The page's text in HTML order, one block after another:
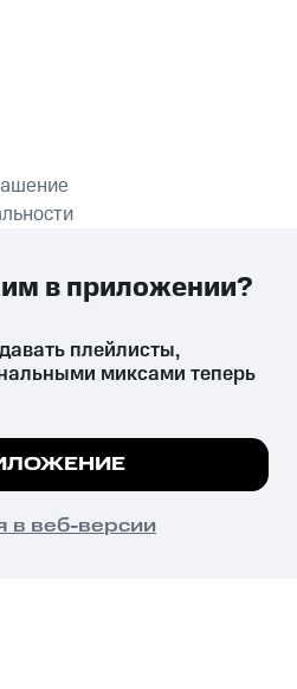
ПРИЛОЖЕНИЕ
причиняет вред здоровью,
и влечёт установленную
на сайте все
плейлисты,
миксами теперь
в веб-версии